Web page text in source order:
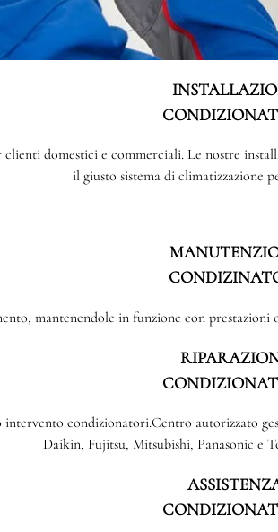
domestici e commerciali. Le nostre
il giusto sistema di climatizzazione
mantenendole in funzione con prestazioni
intervento condizionatori.Centro
Daikin, Fujitsu, Mitsubishi, Panasonic e